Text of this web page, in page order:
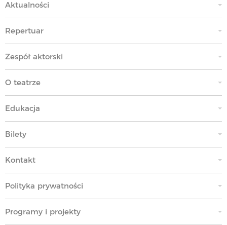
Aktualności
Repertuar
Zespół aktorski
O teatrze
Edukacja
Bilety
Kontakt
Polityka prywatności
Programy i projekty